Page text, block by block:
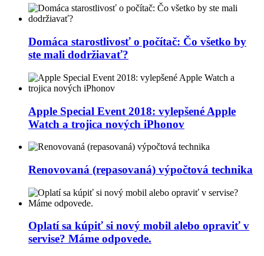
Domáca starostlivosť o počítač: Čo všetko by
ste mali dodržiavať?
Apple Special Event 2018: vylepšené Apple
Watch a trojica nových iPhonov
Renovovaná (repasovaná) výpočtová technika
Oplatí sa kúpiť si nový mobil alebo opraviť v
servise? Máme odpovede.